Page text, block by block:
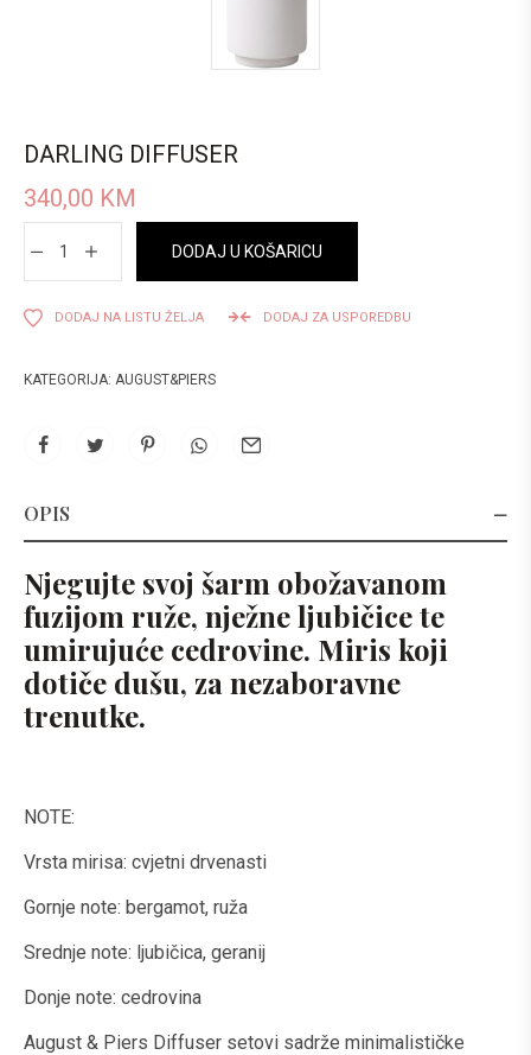
DARLING DIFFUSER
340,00 KM
DODAJ U KOŠARICU
DODAJ NA LISTU ŽELJA DODAJ ZA USPOREDBU
KATEGORIJA: AUGUST&PIERS
OPIS
Njegujte svoj šarm obožavanom
fuzijom ruže, nježne ljubičice te
umirujuće cedrovine. Miris koji
dotiče dušu, za nezaboravne
trenutke.
NOTE:
Vrsta mirisa: cvjetni drvenasti
Gornje note: bergamot, ruža
Srednje note: ljubičica, geranij
Donje note: cedrovina
August & Piers Diffuser setovi sadrže minimalističke